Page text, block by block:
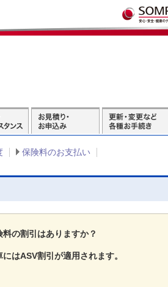
保険料のお支払い
の割引はありますか？
はASV割引が適用されます。